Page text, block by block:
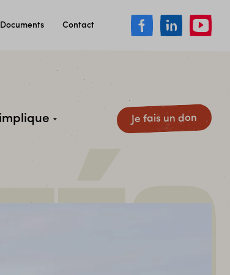
Documents Contact
Je fais un don